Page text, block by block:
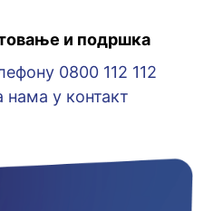
и подршка
0800 112 112
у контакт